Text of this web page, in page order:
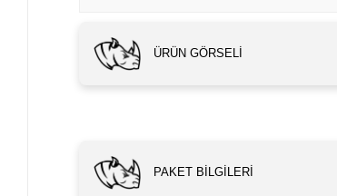
ÜRÜN GÖRSELI
PAKET BILGILERI